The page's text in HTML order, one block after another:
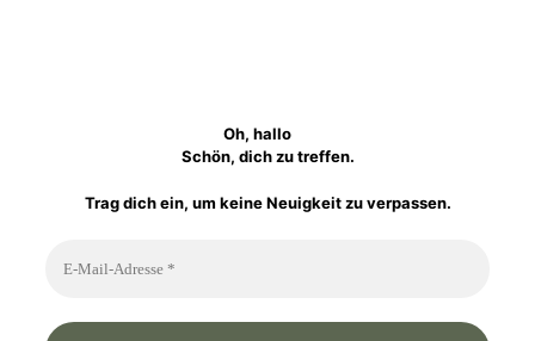
Oh, hallo
Schön, dich zu treffen.
Trag dich ein, um keine Neuigkeit zu verpassen.